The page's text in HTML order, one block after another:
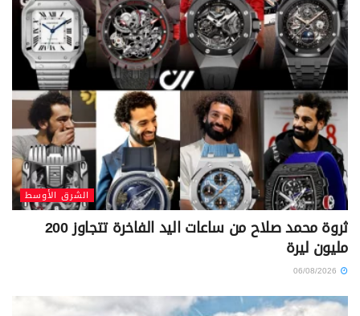
الشرق الأوسط
ثروة محمد صلاح من ساعات اليد الفاخرة تتجاوز 200
مليون ليرة